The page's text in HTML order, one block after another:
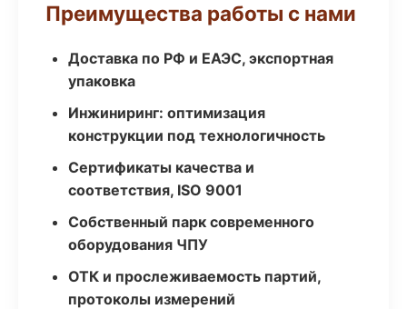
Преимущества работы с нами
Доставка по РФ и ЕАЭС, экспортная
упаковка
Инжиниринг: оптимизация
конструкции под технологичность
Сертификаты качества и
соответствия, ISO 9001
Собственный парк современного
оборудования ЧПУ
ОТК и прослеживаемость партий,
протоколы измерений